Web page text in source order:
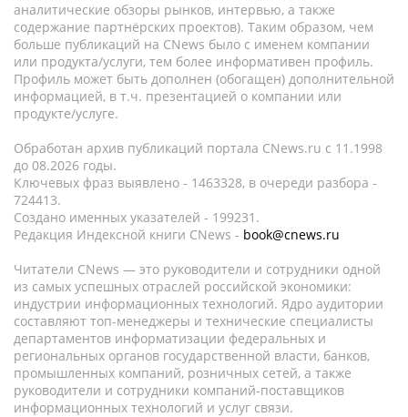
аналитические обзоры рынков, интервью, а также
содержание партнёрских проектов). Таким образом, чем
больше публикаций на CNews было с именем компании
или продукта/услуги, тем более информативен профиль.
Профиль может быть дополнен (обогащен) дополнительной
информацией, в т.ч. презентацией о компании или
продукте/услуге.
Обработан архив публикаций портала CNews.ru c 11.1998
до 08.2026 годы.
Ключевых фраз выявлено - 1463328, в очереди разбора -
724413.
Создано именных указателей - 199231.
Редакция Индексной книги CNews - book@cnews.ru
Читатели CNews — это руководители и сотрудники одной
из самых успешных отраслей российской экономики:
индустрии информационных технологий. Ядро аудитории
составляют топ-менеджеры и технические специалисты
департаментов информатизации федеральных и
региональных органов государственной власти, банков,
промышленных компаний, розничных сетей, а также
руководители и сотрудники компаний-поставщиков
информационных технологий и услуг связи.